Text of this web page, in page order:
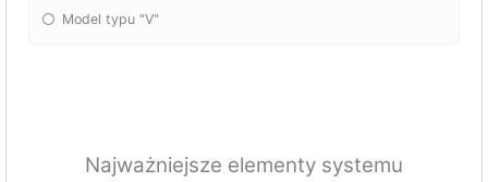
Model typu "V"
Najważniejsze elementy systemu